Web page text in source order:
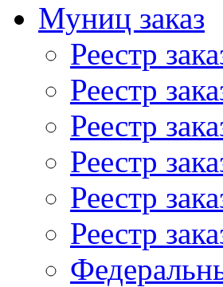
Муниц заказ
Реестр
Реестр
Реестр
Реестр
Реестр
Реестр